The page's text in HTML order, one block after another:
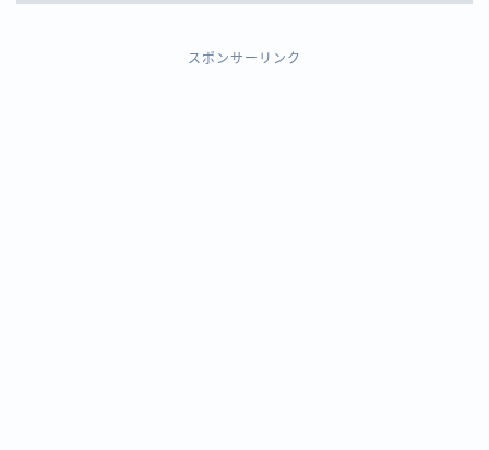
スポンサーリンク